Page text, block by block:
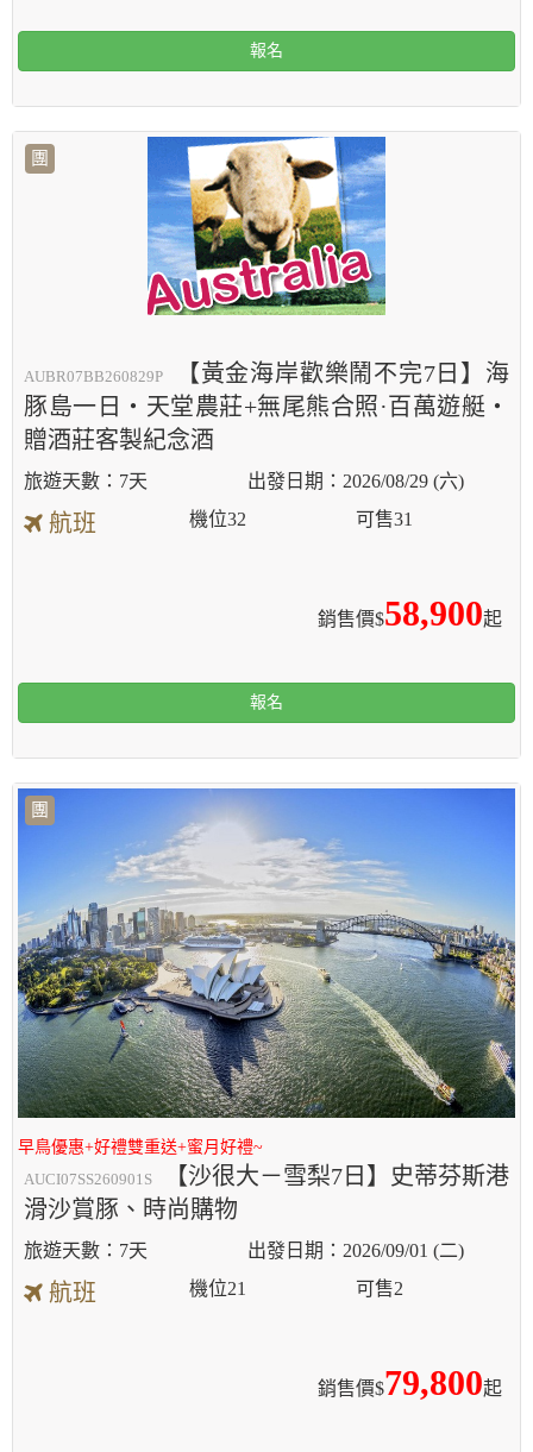
報名
團
AUBR07BB260829P
【黃金海岸歡樂鬧不完7日】海
豚島一日‧天堂農莊+無尾熊合照·百萬遊艇‧
贈酒莊客製紀念酒
7天 2026/08/29 (六)
航班
銷售價$58,900起
機位32 可售31
報名
團
早鳥優惠+好禮雙重送+蜜月好禮~
AUCI07SS260901S
【沙很大－雪梨7日】史蒂芬斯港
滑沙賞豚、時尚購物
7天 2026/09/01 (二)
航班
銷售價$79,800起
機位21 可售2